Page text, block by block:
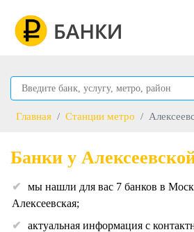
Главная Станции метро
Банки у
мы нашли для вас 7 банков в
Алексеевская;
актуальная информация с